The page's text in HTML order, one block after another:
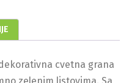
cvetna grana